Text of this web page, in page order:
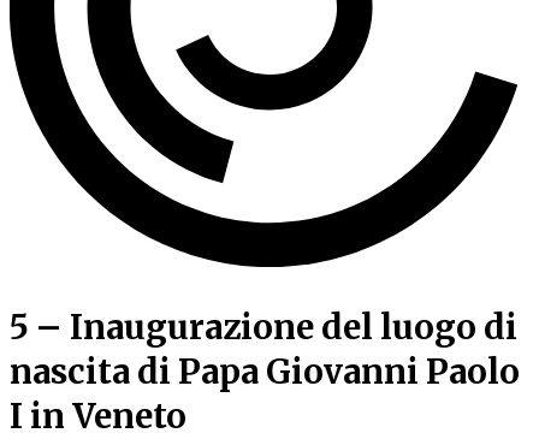
5 – Inaugurazione del luogo di
nascita di Papa Giovanni Paolo
I in Veneto